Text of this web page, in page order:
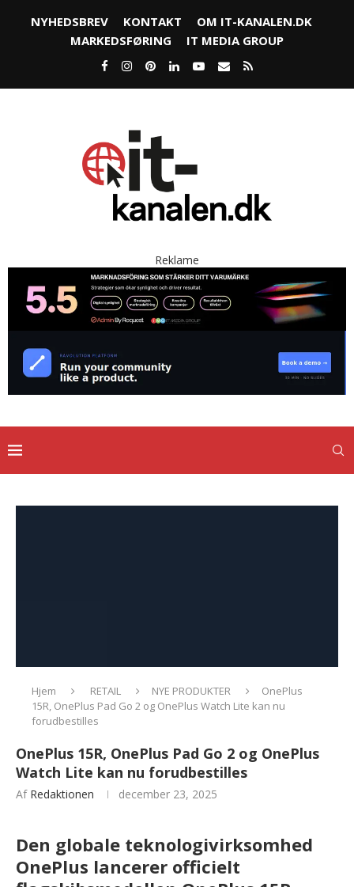
NYHEDSBREV KONTAKT
OM IT-KANALEN.DK
MARKEDSFØRING
IT MEDIA GROUP
Reklame
Hjem RETAIL NYE PRODUKTER
OnePlus
15R, OnePlus Pad Go 2 og OnePlus Watch Lite kan nu
forudbestilles
OnePlus 15R, OnePlus Pad Go 2 og OnePlus
Watch Lite kan nu forudbestilles
Af Redaktionen december 23, 2025
Den globale teknologivirksomhed
OnePlus lancerer officielt